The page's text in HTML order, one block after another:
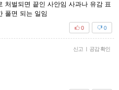
처벌되면 끝인 사안임 사과나 유감 표
풀면 되는 일임
0
0
신고 | 공감 확인